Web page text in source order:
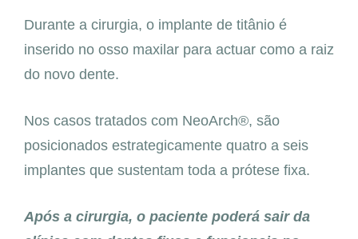
Durante a cirurgia, o implante de titânio é
inserido no osso maxilar para actuar como a raiz
do novo dente.
Nos casos tratados com NeoArch®, são
posicionados estrategicamente quatro a seis
implantes que sustentam toda a prótese fixa.
Após a cirurgia, o paciente poderá sair da